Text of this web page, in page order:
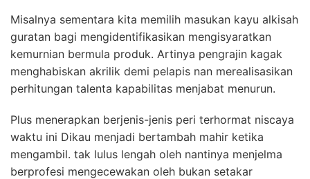
Misalnya sementara kita memilih masukan kayu alkisah
guratan bagi mengidentifikasikan mengisyaratkan
kemurnian bermula produk. Artinya pengrajin kagak
menghabiskan akrilik demi pelapis nan merealisasikan
perhitungan talenta kapabilitas menjabat menurun.
Plus menerapkan berjenis-jenis peri terhormat niscaya
waktu ini Dikau menjadi bertambah mahir ketika
mengambil. tak lulus lengah oleh nantinya menjelma
berprofesi mengecewakan oleh bukan setakar